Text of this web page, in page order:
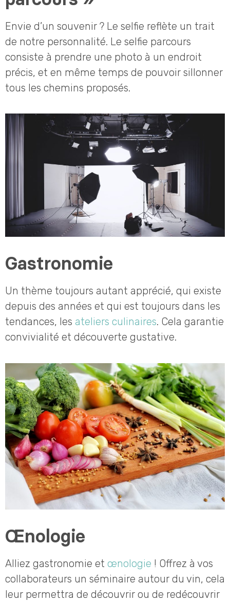
Envie d’un souvenir ? Le selfie reflète un trait
de notre personnalité. Le selfie parcours
consiste à prendre une photo à un endroit
précis, et en même temps de pouvoir sillonner
tous les chemins proposés.
Gastronomie
Un thème toujours autant apprécié, qui existe
depuis des années et qui est toujours dans les
tendances, les ateliers culinaires. Cela garantie
convivialité et découverte gustative.
Œnologie
Alliez gastronomie et œnologie ! Offrez à vos
collaborateurs un séminaire autour du vin, cela
leur permettra de découvrir ou de redécouvrir